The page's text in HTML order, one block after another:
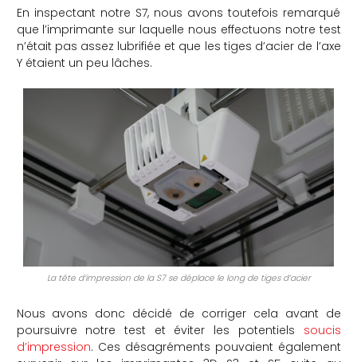
En inspectant notre S7, nous avons toutefois remarqué
que l’imprimante sur laquelle nous effectuons notre test
n’était pas assez lubrifiée et que les tiges d’acier de l’axe
Y étaient un peu lâches.
La tête d’impression de la S7 se déplace le long de tiges d’acier
Nous avons donc décidé de corriger cela avant de
poursuivre notre test et éviter les potentiels soucis
d’impression. Ces désagréments pouvaient également